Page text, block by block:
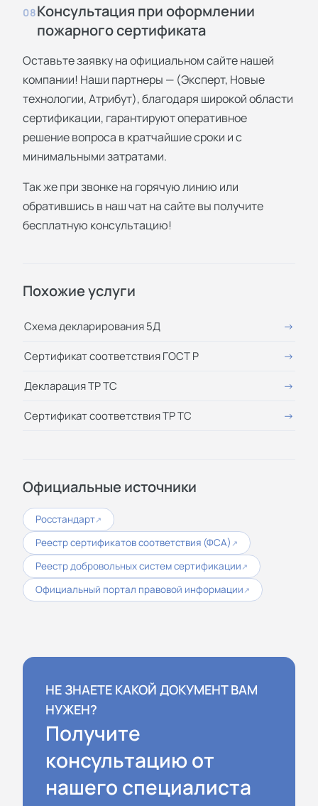
08Консультация при оформлении
пожарного сертификата
Оставьте заявку на официальном сайте нашей
компании! Наши партнеры — (Эксперт, Новые
технологии, Атрибут), благодаря широкой области
сертификации, гарантируют оперативное
решение вопроса в кратчайшие сроки и с
минимальными затратами.
Так же при звонке на горячую линию или
обратившись в наш чат на сайте вы получите
бесплатную консультацию!
Похожие услуги
Схема декларирования 5Д
Сертификат соответствия ГОСТ Р
Декларация ТР ТС
Сертификат соответствия ТР ТС
Официальные источники
Росстандарт↗
Реестр сертификатов соответствия (ФСА) ↗
Реестр добровольных систем сертификации ↗
Официальный портал правовой информации ↗
НЕ ЗНАЕТЕ КАКОЙ ДОКУМЕНТ ВАМ
НУЖЕН?
Получите
консультацию от
нашего специалиста